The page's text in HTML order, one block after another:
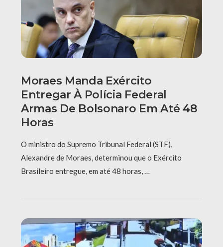
Moraes Manda Exército
Entregar À Polícia Federal
Armas De Bolsonaro Em Até 48
Horas
O ministro do Supremo Tribunal Federal (STF),
Alexandre de Moraes, determinou que o Exército
Brasileiro entregue, em até 48 horas, …